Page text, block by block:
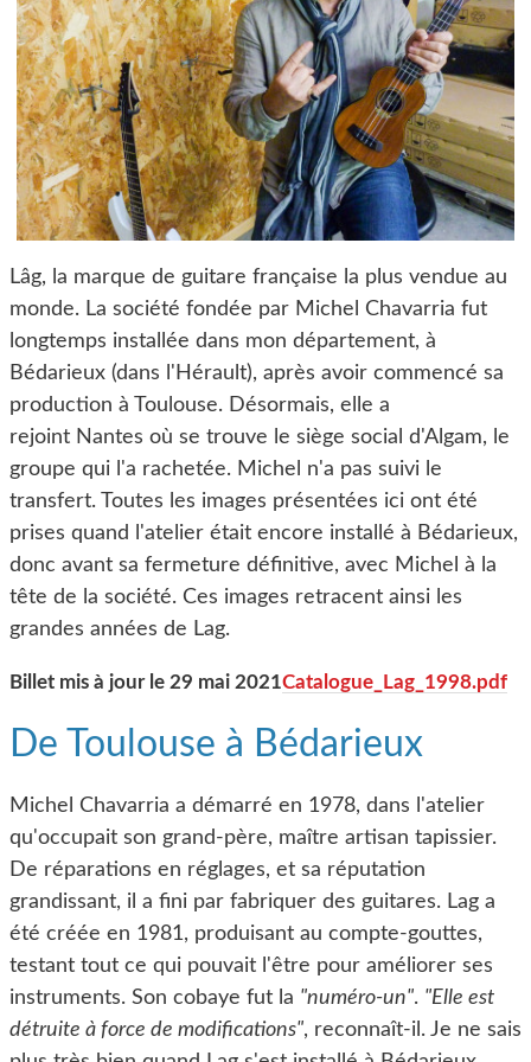
Lâg, la marque de guitare française la plus vendue au
monde. La société fondée par Michel Chavarria fut
longtemps installée dans mon département, à
Bédarieux (dans l'Hérault), après avoir commencé sa
production à Toulouse. Désormais, elle a
rejoint Nantes où se trouve le siège social d'Algam, le
groupe qui l'a rachetée. Michel n'a pas suivi le
transfert. Toutes les images présentées ici ont été
prises quand l'atelier était encore installé à Bédarieux,
donc avant sa fermeture définitive, avec Michel à la
tête de la société. Ces images retracent ainsi les
grandes années de Lag.
Billet mis à jour le 29 mai 2021Catalogue_Lag_1998.pdf
De Toulouse à Bédarieux
Michel Chavarria a démarré en 1978, dans l'atelier
qu'occupait son grand-père, maître artisan tapissier.
De réparations en réglages, et sa réputation
grandissant, il a fini par fabriquer des guitares. Lag a
été créée en 1981, produisant au compte-gouttes,
testant tout ce qui pouvait l'être pour améliorer ses
instruments. Son cobaye fut la "numéro-un". "Elle est
détruite à force de modifications", reconnaît-il. Je ne sais